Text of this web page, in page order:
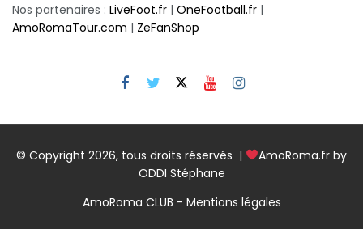
Nos partenaires : LiveFoot.fr | OneFootball.fr |
AmoRomaTour.com | ZeFanShop
© Copyright 2026, tous droits réservés |
AmoRoma.fr by
ODDI Stéphane
AmoRoma CLUB - Mentions légales